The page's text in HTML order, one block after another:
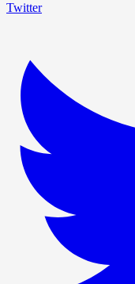
Twitter